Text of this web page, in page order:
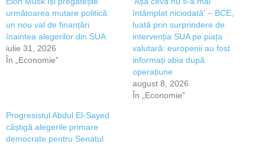
următoarea mutare politică:
un nou val de finanțări
înaintea alegerilor din SUA
iulie 31, 2026
În „Economie”
întâmplat niciodată' – BCE,
luată prin surprindere de
intervenția SUA pe piața
valutară: europenii au fost
informați abia după
operațiune
august 8, 2026
În „Economie”
Progresistul Abdul El-Sayed
câștigă alegerile primare
democrate pentru Senatul